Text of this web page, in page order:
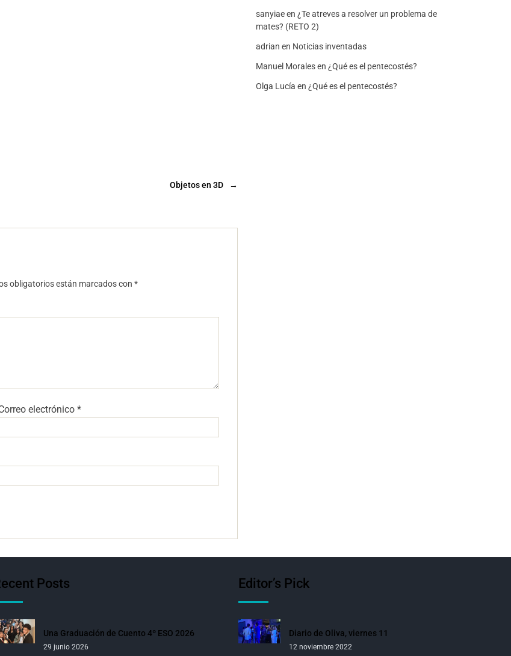
→
Objetos en 3D
obligatorios están marcados con *
electrónico*
sanyiaeen ¿Te atreves a resolver un problema de
mates? (RETO 2)
adrian en Noticias inventadas
Manuel Moralesen ¿Qué es el pentecostés?
Olga Lucía en ¿Qué es el pentecostés?
Posts
Una Graduación de Cuento 4º ESO 2026
29 junio 2026
Editor’s Pick
Diario de Oliva, viernes 11
12 noviembre 2022